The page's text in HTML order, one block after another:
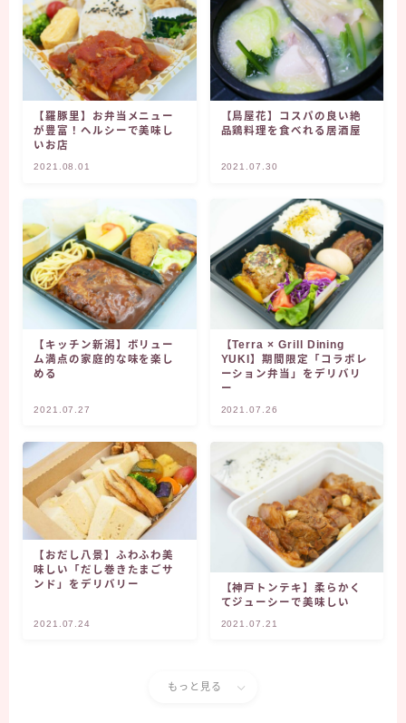
【羅豚里】お弁当メニュー
が豊富！ヘルシーで美味し
いお店
2021.08.01
【鳥屋花】コスパの良い絶
品鶏料理を食べれる居酒屋
2021.07.30
【キッチン新潟】ボリュー
ム満点の家庭的な味を楽し
める
2021.07.27
【Terra × Grill Dining
YUKI】期間限定「コラボレ
ーション弁当」をデリバリ
ー
2021.07.26
【おだし八景】ふわふわ美
味しい「だし巻きたまごサ
ンド」をデリバリー
2021.07.24
【神戸トンテキ】柔らかく
てジューシーで美味しい
2021.07.21
もっと見る